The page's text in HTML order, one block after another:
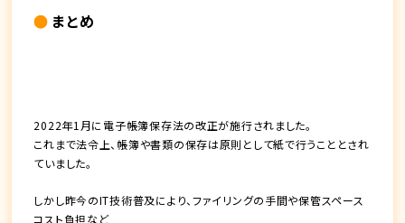
まとめ
2022年1月に 電子帳簿保存法の改正が施行されました。
これまで法令上、帳簿や書類の保存は原則として紙で行うこととされ
ていました。
しかし昨今のIT技術普及により、ファイリングの手間や保管スペース
コスト負担など